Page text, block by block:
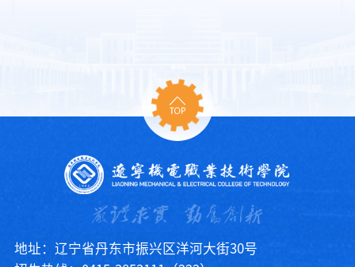
地址：辽宁省丹东市振兴区洋河大街30号